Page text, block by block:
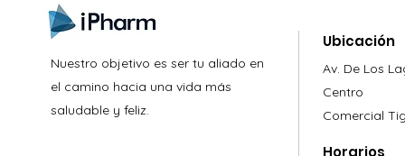
Nuestro objetivo es ser tu aliado en
el camino hacia una vida más
saludable y feliz.
Ubicación
Av. De Los
Centro
Comercial
Horarios